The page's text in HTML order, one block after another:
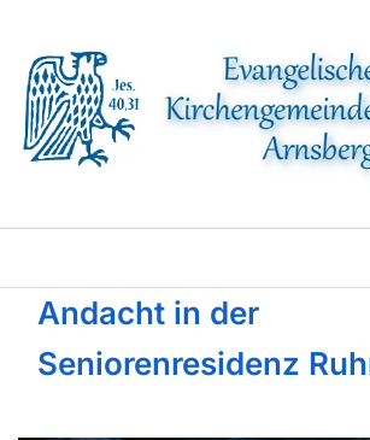
Andacht in der
Seniorenresidenz